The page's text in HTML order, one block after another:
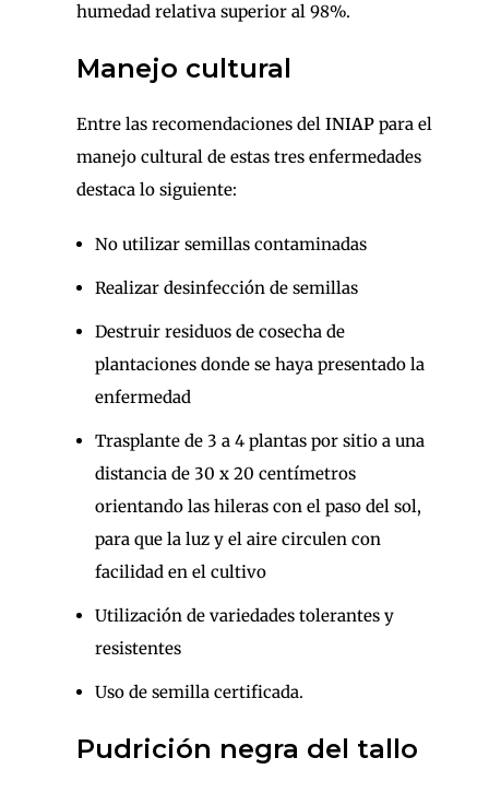
humedad relativa superior al 98%.
Manejo cultural
Entre las recomendaciones del INIAP para el
manejo cultural de estas tres enfermedades
destaca lo siguiente:
No utilizar semillas contaminadas
Realizar desinfección de semillas
Destruir residuos de cosecha de
plantaciones donde se haya presentado la
enfermedad
Trasplante de 3 a 4 plantas por sitio a una
distancia de 30 x 20 centímetros
orientando las hileras con el paso del sol,
para que la luz y el aire circulen con
facilidad en el cultivo
Utilización de variedades tolerantes y
resistentes
Uso de semilla certificada.
Pudrición negra del tallo